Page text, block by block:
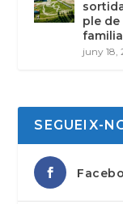
ple
juny 18,
SEGUEIX-